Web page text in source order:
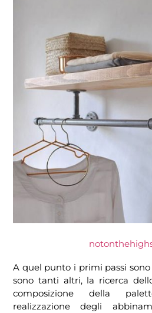
A quel punto i primi passi
sono tanti altri, la ricerca
composizione della
realizzazione degli